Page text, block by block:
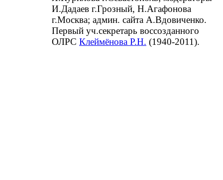
И.Дадаев г.Грозный, Н.Агафонова
г.Москва; админ. сайта А.Вдовиченко.
Первый уч.секретарь воссозданного
ОЛРС Клеймёнова Р.Н. (1940-2011).